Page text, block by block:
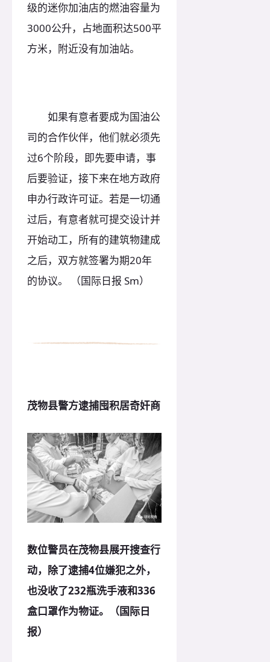
级的迷你加油店的燃油容量为
3000公升，占地面积达500平
方米，附近没有加油站。
如果有意者要成为国油公
司的合作伙伴，他们就必须先
过6个阶段，即先要申请，事
后要验证，接下来在地方政府
申办行政许可证。若是一切通
过后，有意者就可提交设计并
开始动工，所有的建筑物建成
之后，双方就签署为期20年
的协议。 （国际日报 Sm）
茂物县警方逮捕囤积居奇奸商
数位警员在茂物县展开搜查行
动，除了逮捕4位嫌犯之外，
也没收了232瓶洗手液和336
盒口罩作为物证。（国际日
报）